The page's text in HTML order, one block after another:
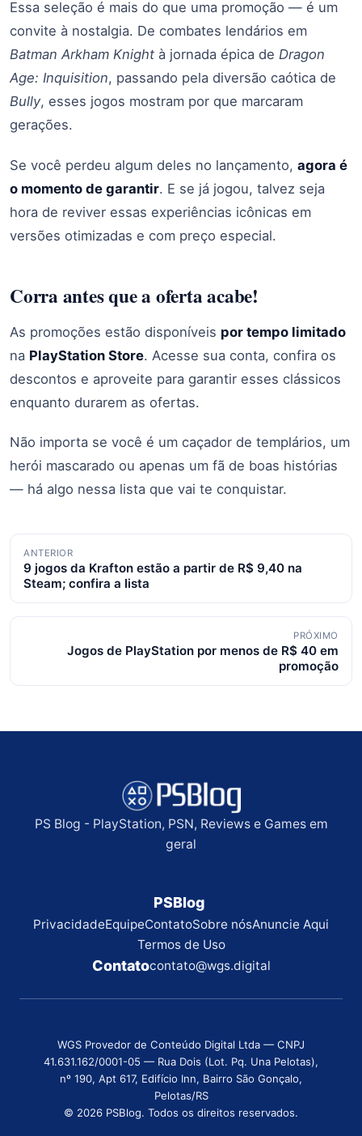
Essa seleção é mais do que uma promoção — é um
convite à nostalgia. De combates lendários em
Batman Arkham Knight à jornada épica de Dragon
Age: Inquisition, passando pela diversão caótica de
Bully, esses jogos mostram por que marcaram
gerações.
Se você perdeu algum deles no lançamento, agora é
o momento de garantir. E se já jogou, talvez seja
hora de reviver essas experiências icônicas em
versões otimizadas e com preço especial.
Corra antes que a oferta acabe!
As promoções estão disponíveis por tempo limitado
na PlayStation Store. Acesse sua conta, confira os
descontos e aproveite para garantir esses clássicos
enquanto durarem as ofertas.
Não importa se você é um caçador de templários, um
herói mascarado ou apenas um fã de boas histórias
— há algo nessa lista que vai te conquistar.
Navegação
de
posts
ANTERIOR
9 jogos da Krafton estão a partir de R$ 9,40 na
Steam; confira a lista
PRÓXIMO
Jogos de PlayStation por menos de R$ 40 em
promoção
PS Blog - PlayStation, PSN, Reviews e Games em
geral
PSBlog
PrivacidadeEquipeContatoSobre nósAnuncie Aqui
Termos de Uso
Contatocontato@wgs.digital
WGS Provedor de Conteúdo Digital Ltda — CNPJ
41.631.162/0001-05 — Rua Dois (Lot. Pq. Una Pelotas),
nº 190, Apt 617, Edifício Inn, Bairro São Gonçalo,
Pelotas/RS
© 2026 PSBlog. Todos os direitos reservados.